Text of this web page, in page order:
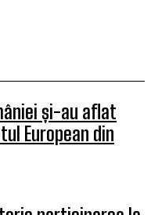
și-au aflat
European din